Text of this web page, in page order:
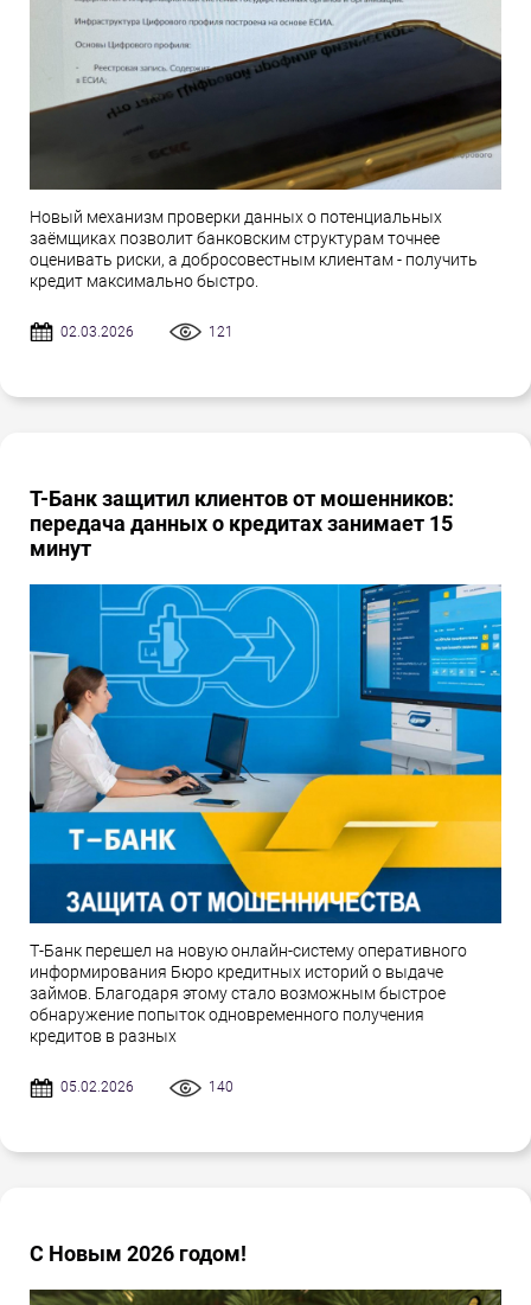
Новый механизм проверки данных о потенциальных
заёмщиках позволит банковским структурам точнее
оценивать риски, а добросовестным клиентам - получить
кредит максимально быстро.
02.03.2026 121
Т-Банк защитил клиентов от мошенников:
передача данных о кредитах занимает 15
минут
Т-Банк перешел на новую онлайн-систему оперативного
информирования Бюро кредитных историй о выдаче
займов. Благодаря этому стало возможным быстрое
обнаружение попыток одновременного получения
кредитов в разных
05.02.2026 140
С Новым 2026 годом!